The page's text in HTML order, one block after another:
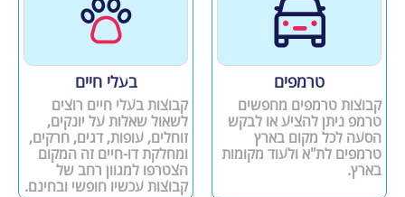
טרמפים
קבוצות טרמפים מחפשים
טרמפ ניתן להציע או לבקש
הסעה לכל מקום בארץ
טרמפים לת"א ולעוד מקומות
בארץ.
בעלי חיים
קבוצות בעלי חיים רוצים
לשאול שאלות על יונקים,
זוחלים, עופות, דגים, חרקים,
ומחלקת דו-חיים זה המקום
הצטרפו למגוון רחב של
קבוצות עכשיו חופשי ובחינם.